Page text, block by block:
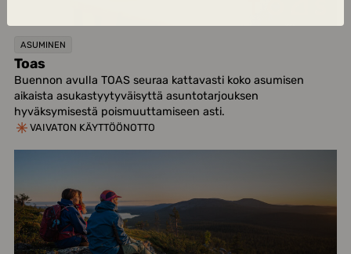
ASUMINEN
Toas
Buennon avulla TOAS seuraa kattavasti koko asumisen
aikaista asukastyytyväisyttä asuntotarjouksen
hyväksymisestä poismuuttamiseen asti.
VAIVATON KÄYTTÖÖNOTTO